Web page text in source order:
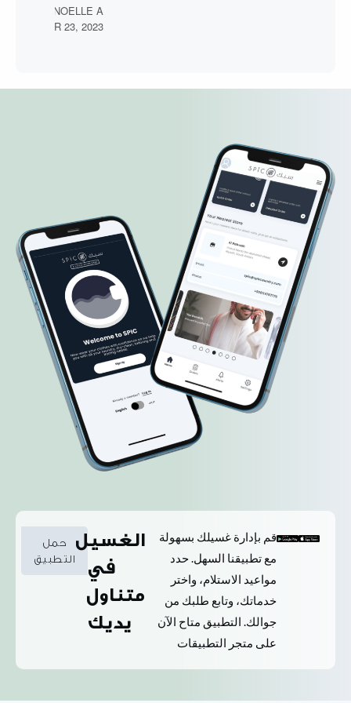
NOELLE A.
23, 2023
حمل
التطبيق
الغسيل
متناول
يديك
قم بإدارة غسيلك بسهولة
مع تطبيقنا السهل. حدد
مواعيد الاستلام، واختر
خدماتك، وتابع طلبك من
جوالك. التطبيق متاح الآن
على متجر التطبيقات